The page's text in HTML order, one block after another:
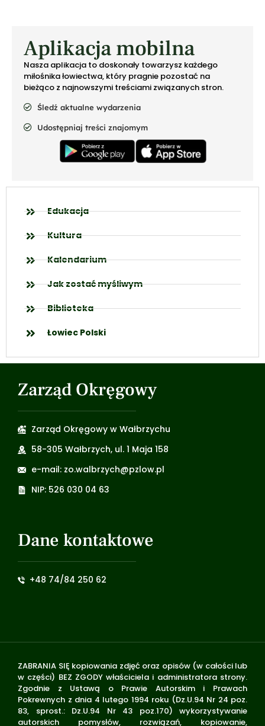
Aplikacja mobilna
Nasza aplikacja to doskonały towarzysz każdego
miłośnika łowiectwa, który pragnie pozostać na
bieżąco z najnowszymi treściami związanych stron.
Śledź aktualne wydarzenia
Udostępniaj treści znajomym
Edukacja
Kultura
Kalendarium
Jak zostać myśliwym
Biblioteka
Łowiec Polski
Zarząd Okręgowy
Zarząd Okręgowy w Wałbrzychu
58-305 Wałbrzych, ul. 1 Maja 158
e-mail: zo.walbrzych@pzlow.pl
NIP: 526 030 04 63
Dane kontaktowe
+48 74/84 250 62
ZABRANIA SIĘ kopiowania zdjęć oraz opisów (w całości lub
w części) BEZ ZGODY właściciela i administratora strony.
Zgodnie z Ustawą o Prawie Autorskim i Prawach
Pokrewnych z dnia 4 lutego 1994 roku (Dz.U.94 Nr 24 poz.
83, sprost.: Dz.U.94 Nr 43 poz.170) wykorzystywanie
autorskich pomysłów, rozwiązań, kopiowanie,